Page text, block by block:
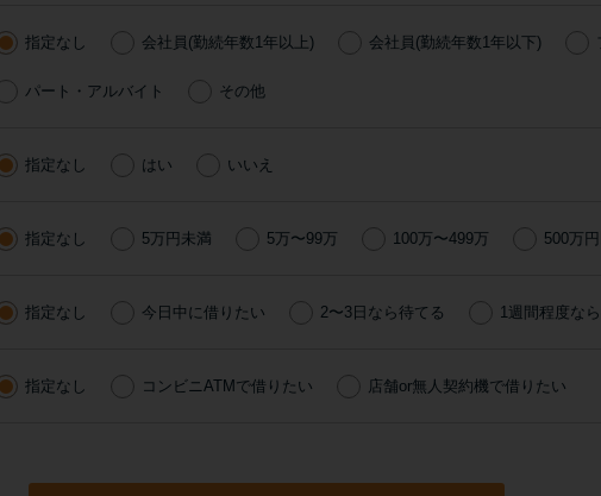
その他
を
ード
指定なし 会社員(勤続年数1年以上) 会社員(勤続年数1年以下)
パート・アルバイト その他
指定なし はい いいえ
指定なし 5万円未満 5万〜99万 100万〜499万 500万
指定なし 今日中に借りたい 2〜3日なら待てる 1週間程度な
指定なし コンビニATMで借りたい 店舗or無人契約機で借りたい